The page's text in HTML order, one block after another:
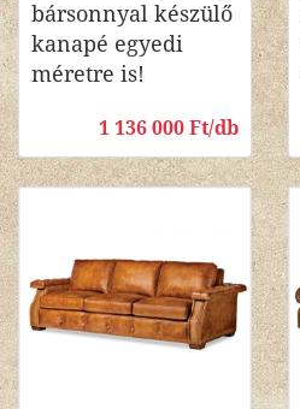
bársonnyal készülő
kanapé egyedi
méretre is!
1 136 000 Ft/db